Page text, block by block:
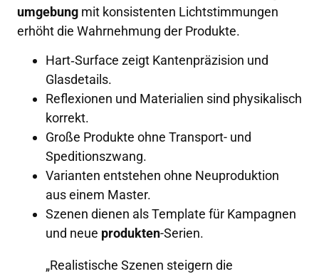
umgebung mit konsistenten Lichtstimmungen
erhöht die Wahrnehmung der Produkte.
Hart‑Surface zeigt Kantenpräzision und
Glasdetails.
Reflexionen und Materialien sind physikalisch
korrekt.
Große Produkte ohne Transport- und
Speditionszwang.
Varianten entstehen ohne Neuproduktion
aus einem Master.
Szenen dienen als Template für Kampagnen
und neue produkten-Serien.
„Realistische Szenen steigern die